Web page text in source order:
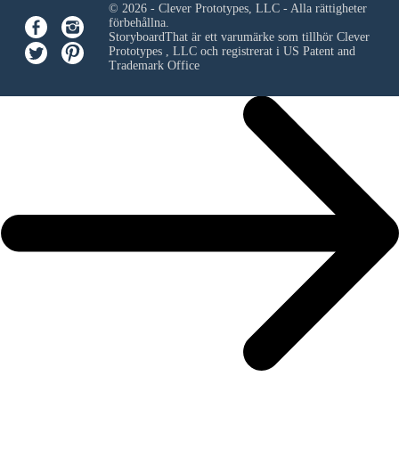
© 2026 - Clever Prototypes, LLC - Alla rättigheter
förbehållna.
StoryboardThat är ett varumärke som tillhör Clever
Prototypes , LLCoch registrerat i US Patent and
Trademark Office